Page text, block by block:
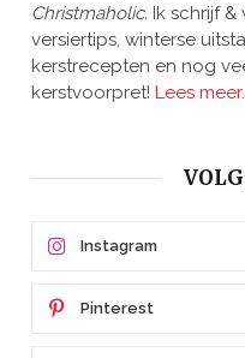
Christmaholic. Ik schrijf
versiertips, winterse
kerstrecepten en nog
kerstvoorpret! Lees
Instagram
Pinterest